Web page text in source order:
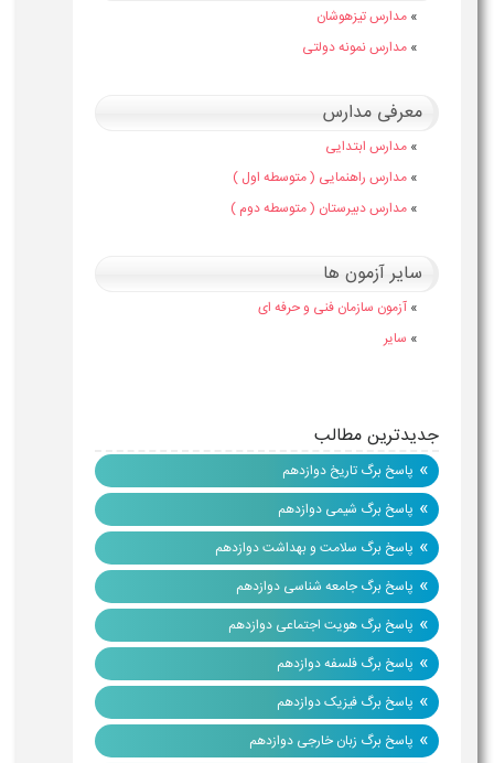
» مدارس تیزهوشان
» مدارس نمونه دولتی
معرفی مدارس
» مدارس ابتدایی
» مدارس راهنمایی ( متوسطه اول )
» مدارس دبیرستان ( متوسطه دوم )
سایر آزمون ها
» آزمون سازمان فنی و حرفه ای
» سایر
جدیدترین مطالب
» پاسخ برگ تاریخ دوازدهم
» پاسخ برگ شیمی دوازدهم
» پاسخ برگ سلامت و بهداشت دوازدهم
» پاسخ برگ جامعه شناسی دوازدهم
» پاسخ برگ هویت اجتماعی دوازدهم
» پاسخ برگ فلسفه دوازدهم
» پاسخ برگ فیزیک دوازدهم
» پاسخ برگ زبان خارجی دوازدهم